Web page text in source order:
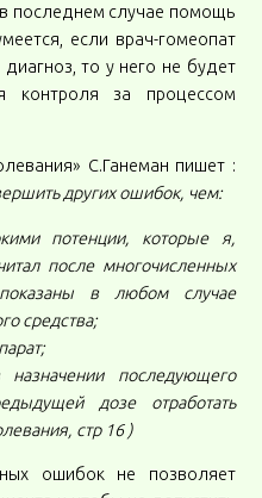
в последнем случае помощь
если врач-гомеопат
то у него не будет
контроля за процессом
С.Ганеман пишет :
других ошибок, чем:
потенции, которые я,
после многочисленных
в любом случае
средства;
последующего
дозе отработать
стр 16 )
ошибок не позволяет